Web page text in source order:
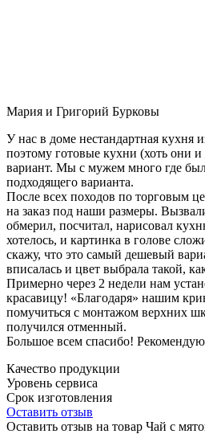
Мария и Григорий Бурковы
У нас в доме нестандартная кухня
поэтому готовые кухни (хоть они
вариант. Мы с мужем много где
подходящего варианта.
После всех походов по торговым
на заказ под наши размеры.
обмерил, посчитал, нарисовал
хотелось, и картинка в голове
скажу, что это самый дешевый
вписалась и цвет выбрала такой,
Примерно через 2 недели нам
красавицу! «Благодаря» нашим
помучиться с монтажом верхних
получился отменный.
Большое всем спасибо!
Качество продукции
Уровень сервиса
Срок изготовления
Оставить отзыв
Оставить отзыв на товар Чай с